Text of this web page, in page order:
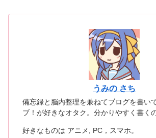
うみの さち
備忘録と脳内整理を兼ねてブログを書い
ブ！が好きなオタク。分かりやすく書く
好きなものは アニメ, PC，スマホ。